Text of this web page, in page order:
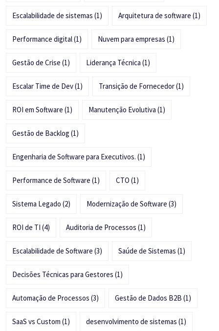
Escalabilidade de sistemas (1) Arquitetura de software (1)
Performance digital(1) Nuvem para empresas (1)
Gestão de Crise (1) Liderança Técnica (1)
Escalar Time de Dev(1) Transição de Fornecedor(1)
ROI em Software (1) Manutenção Evolutiva (1)
Gestão de Backlog (1)
Engenharia de Software para Executivos. (1)
Performance de Software (1) CTO (1)
Sistema Legado (2) Modernização de Software (3)
ROI de TI (4) Auditoria de Processos (1)
Escalabilidade de Software (3) Saúde de Sistemas (1)
Decisões Técnicas para Gestores (1)
Automação de Processos (3) Gestão de Dados B2B (1)
SaaS vs Custom (1) desenvolvimento de sistemas (1)